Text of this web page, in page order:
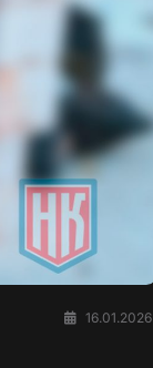
16.01.2026